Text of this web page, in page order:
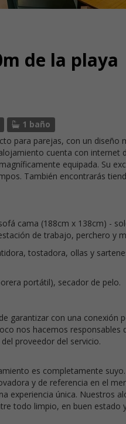
de la playa
1 baño
para parejas, con un diseño
cuenta con internet
equipada. Su
También encontrarás
cama (188cm x 138cm) -
de trabajo, perchero y
tostadora, ollas y
portátil), secador de pelo.
garantizar con una conexión
nos hacemos responsables
proveedor del servicio.
es completamente suyo.
y de referencia en el
experiencia única. Nuestros
todo limpio, en buen estado